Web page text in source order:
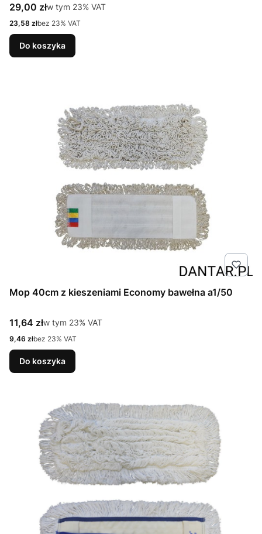
Cena brutto
29,00 złw tym %s VAT
w tym 23% VAT
Cena netto
23,58 złbez 23% VAT
Do koszyka
Mop 40cm z kieszeniami Economy bawełna a1/50
Cena brutto
11,64 złw tym %s VAT
w tym 23% VAT
Cena netto
9,46 złbez 23% VAT
Do koszyka